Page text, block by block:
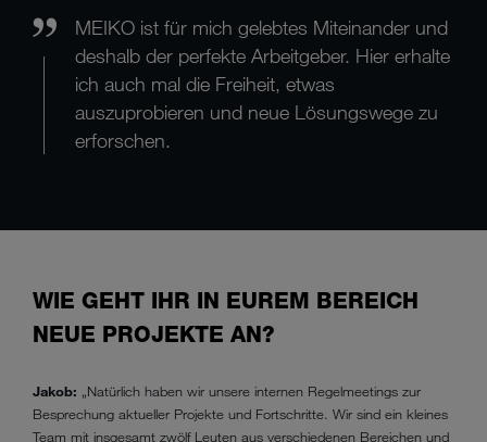
MEIKO ist für mich gelebtes Miteinander und
deshalb der perfekte Arbeitgeber. Hier erhalte
ich auch mal die Freiheit, etwas
auszuprobieren und neue Lösungswege zu
erforschen.
WIE GEHT IHR IN EUREM BEREICH
NEUE PROJEKTE AN?
Jakob: „Natürlich haben wir unsere internen Regelmeetings zur
Besprechung aktueller Projekte und Fortschritte. Wir sind ein kleines
Team mit insgesamt zwölf Leuten aus verschiedenen Bereichen und